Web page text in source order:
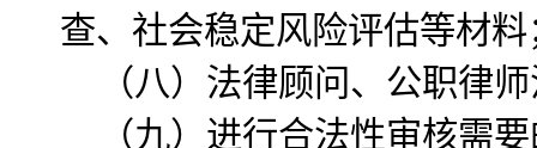
查、社会稳定风险评估等材料
（八）法律顾问、公职律
（九）进行合法性审核需